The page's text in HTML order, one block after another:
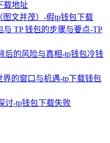
载地址
文并茂）-假tp钱包下载
TP 钱包的步骤与要点-TP
后的风险与真相-tp钱包冷钱
的窗口与机遇-tp下载钱包
讨-tp钱包下载失败